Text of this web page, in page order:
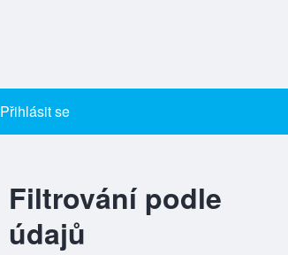
Přihlásit se
Filtrování podle
údajů